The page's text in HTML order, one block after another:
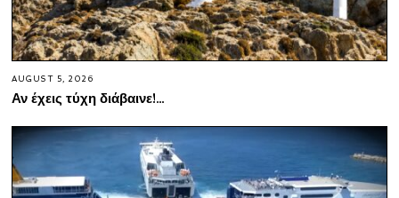
AUGUST 5, 2026
Αν έχεις τύχη διάβαινε!…